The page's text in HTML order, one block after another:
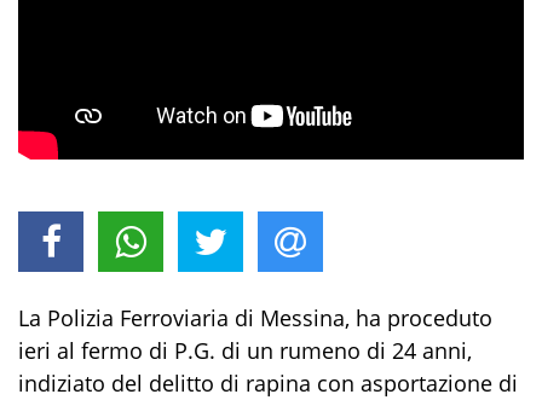
La Polizia Ferroviaria di Messina, ha proceduto
ieri al fermo di P.G. di un rumeno di 24 anni,
indiziato del delitto di rapina con asportazione di